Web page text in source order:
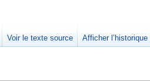
Voir le texte source Afficher l’historique